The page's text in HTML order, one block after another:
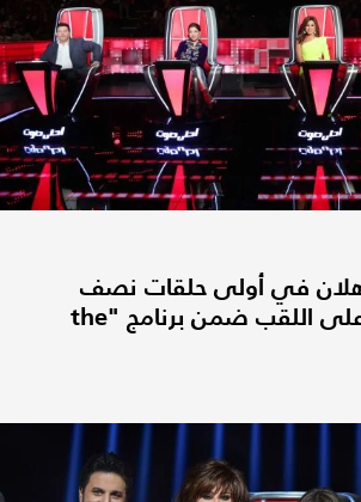
في أولى حلقات نصف
النهائي للتنافس على اللقب ضمن برنامج "the